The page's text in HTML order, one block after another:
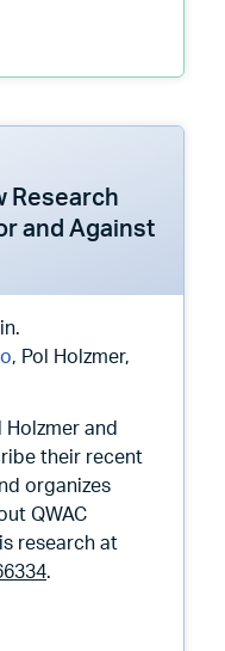
mit der
Research
and Against
, Pol Holzmer,
Holzmer and
their recent
organizes
QWAC
research at
.
546: New Research